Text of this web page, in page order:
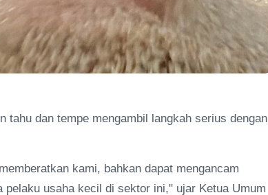
tahu dan tempe mengambil langkah serius dengan
kami, bahkan dapat mengancam
usaha kecil di sektor ini," ujar Ketua Umum